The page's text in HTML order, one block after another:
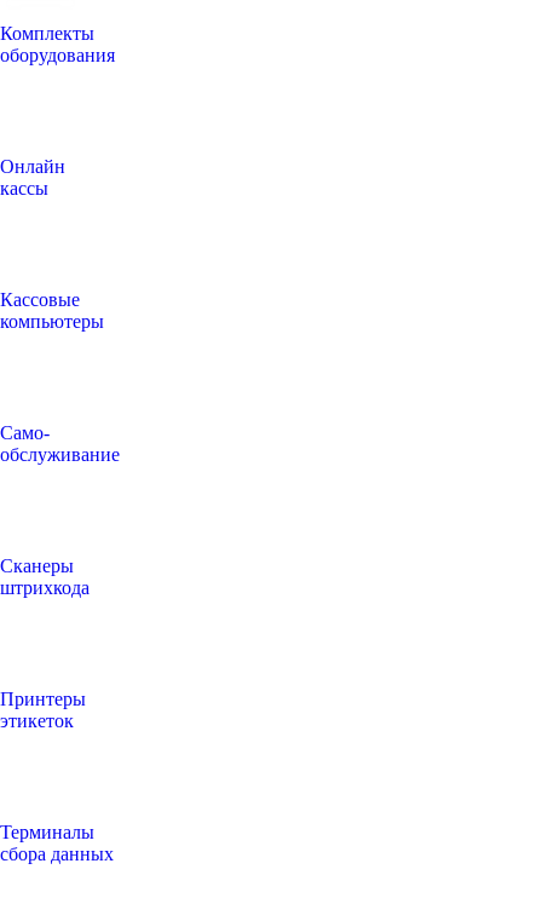
Комплекты
оборудования
Онлайн
кассы
Кассовые
компьютеры
Само-
обслуживание
Сканеры
штрихкода
Принтеры
этикеток
Терминалы
сбора данных